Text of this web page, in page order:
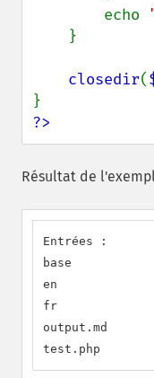
        echo
closedir(
?>
Résultat de
Entrées :
base
en
fr
output.md
test.php